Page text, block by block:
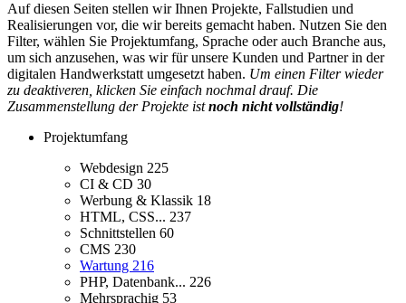
Auf diesen Seiten stellen wir Ihnen Projekte, Fallstudien und
Realisierungen vor, die wir bereits gemacht haben. Nutzen Sie den
Filter, wählen Sie Projektumfang, Sprache oder auch Branche aus,
um sich anzusehen, was wir für unsere Kunden und Partner in der
digitalen Handwerkstatt umgesetzt haben. Um einen Filter wieder
zu deaktiveren, klicken Sie einfach nochmal drauf. Die
Zusammenstellung der Projekte istnoch nicht vollständig!
Projektumfang
Webdesign 225
CI & CD 30
Werbung & Klassik 18
HTML, CSS... 237
Schnittstellen 60
CMS 230
Wartung 216
PHP, Datenbank... 226
Mehrsprachig 53